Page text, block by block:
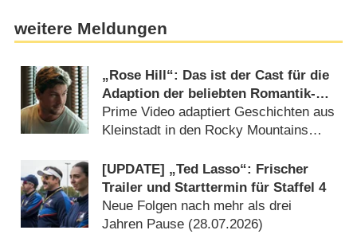
weitere Meldungen
„Rose Hill“: Das ist der Cast für die
Adaption der beliebten Romantik-
Romane
Prime Video adaptiert Geschichten aus
Kleinstadt in den Rocky Mountains
[UPDATE] „Ted Lasso“: Frischer
Trailer und Starttermin für Staffel 4
Neue Folgen nach mehr als drei
Jahren Pause (28.07.2026)